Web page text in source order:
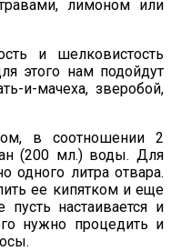
лимоном или
и шелковистость
этого нам подойдут
и-мачеха, зверобой,
в соотношении 2
(200 мл.) воды. Для
одного литра отвара.
ее кипятком и еще
настаивается и
нужно процедить и